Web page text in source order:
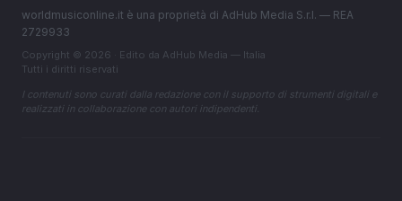
worldmusiconline.it è una proprietà di AdHub Media S.r.l. — REA
2729933
Copyright © 2026 · Edito da AdHub Media — Italia
Tutti i diritti riservati
I contenuti sono curati dalla redazione con il supporto di strumenti digitali e
realizzati in collaborazione con autori indipendenti.